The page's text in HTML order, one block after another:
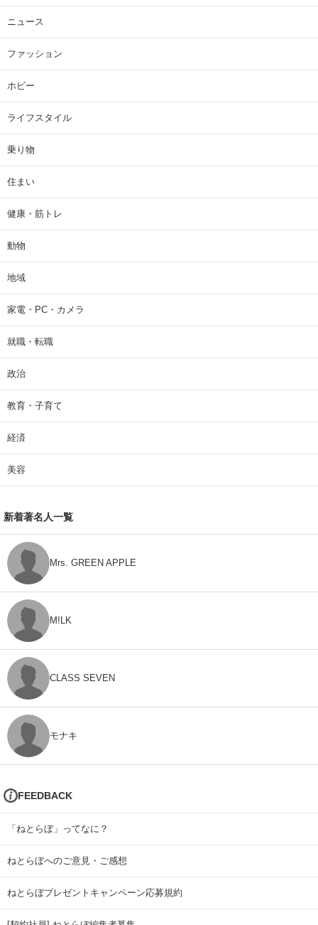
ニュース
ファッション
ホビー
ライフスタイル
乗り物
住まい
健康・筋トレ
動物
地域
家電・PC・カメラ
就職・転職
政治
教育・子育て
経済
美容
新着著名人一覧
Mrs. GREEN APPLE
M!LK
CLASS SEVEN
モナキ
FEEDBACK
「ねとらぼ」ってなに？
ねとらぼへのご意見・ご感想
ねとらぼプレゼントキャンペーン応募規約